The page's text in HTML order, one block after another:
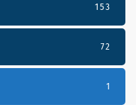
153
72
1